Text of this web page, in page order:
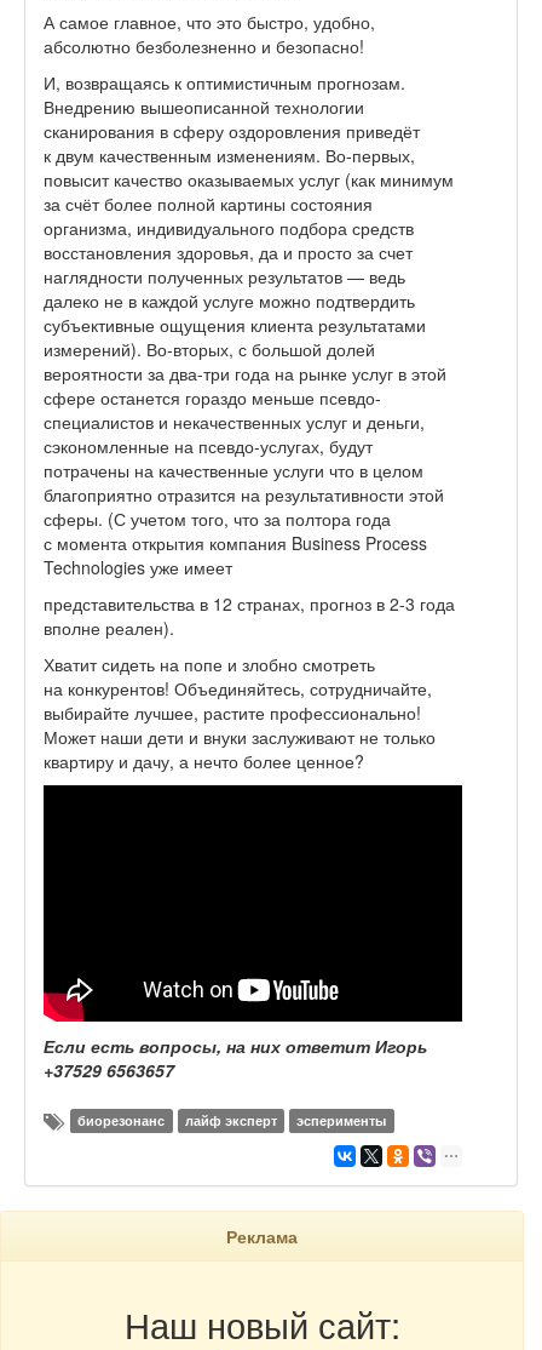
А самое главное, что это быстро, удобно,
абсолютно безболезненно и безопасно!
И, возвращаясь к оптимистичным прогнозам.
Внедрению вышеописанной технологии
сканирования в сферу оздоровления приведёт
к двум качественным изменениям. Во-первых,
повысит качество оказываемых услуг (как минимум
за счёт более полной картины состояния
организма, индивидуального подбора средств
восстановления здоровья, да и просто за счет
наглядности полученных результатов — ведь
далеко не в каждой услуге можно подтвердить
субъективные ощущения клиента результатами
измерений). Во-вторых, с большой долей
вероятности за два-три года на рынке услуг в этой
сфере останется гораздо меньше псевдо-
специалистов и некачественных услуг и деньги,
сэкономленные на псевдо-услугах, будут
потрачены на качественные услуги что в целом
благоприятно отразится на результативности этой
сферы. (С учетом того, что за полтора года
с момента открытия компания Business Process
Technologies уже имеет
представительства в 12 странах, прогноз в 2-3 года
вполне реален).
Хватит сидеть на попе и злобно смотреть
на конкурентов! Объединяйтесь, сотрудничайте,
выбирайте лучшее, растите профессионально!
Может наши дети и внуки заслуживают не только
квартиру и дачу, а нечто более ценное?
Если есть вопросы, на них ответит Игорь
+37529 6563657
биорезонанс лайф эксперт эсперименты
Реклама
Наш новый сайт: